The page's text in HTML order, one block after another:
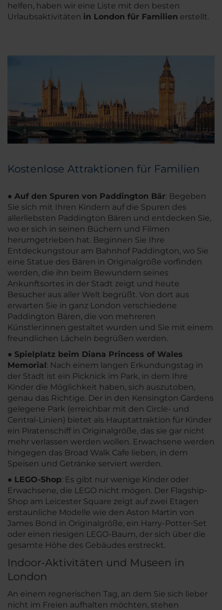
helfen, haben wir eine Liste mit den besten
Urlaubsaktivitäten in London für Familien erstellt.
Kostenlose Attraktionen für Familien
● Auf den Spuren von Paddington Bär: Begeben
Sie sich mit Ihren Kindern auf die Spuren des
allerliebsten Paddington Bären und entdecken Sie,
wo er sich in seinen Büchern und Filmen
herumgetrieben hat. Beginnen Sie Ihre
Entdeckungstour am Bahnhof Paddington, wo Sie
eine Statue des Bären in Originalgröße vorfinden
werden, die ihn beim Bewundern seines
Ankunftsortes in der Stadt zeigt und heute
Besucher aus aller Welt begrüßt. Von dort aus
erwarten Sie in ganz London verschiedene
Paddington Bären, die von mehreren
Künstler:innen gestaltet wurden und Sie mit einem
freundlichen Lächeln begrüßen werden.
● Spielplatz beim Diana Princess of Wales
Memorial: Nach einem langen Erkundungstag in
der Stadt ist ein Picknick im Park, in dem Ihre
Kinder die Möglichkeit haben, sich auszutoben,
genau das Richtige. Der in den Kensington Gardens
gelegene Park (erreichbar mit den Circle- und
Central-Linien) bietet als Hauptattraktion für Kinder
ein Piratenschiff in Originalgröße, das sie gar nicht
mehr verlassen werden wollen. Erwachsene werden
hingegen das Broad Walk Cafe lieben, in dem
Speisen und Getränke serviert werden.
● LEGO-Shop: Es gibt nur wenige Kinder oder
Erwachsene, die LEGO nicht mögen. Der Flagship-
Shop am Leicester Square zeigt auf zwei Etagen
erstaunliche Modelle wie den Aston Martin von
James Bond in Originalgröße, ein Harry-Potter-Set
oder einen riesigen LEGO-Baum, der sich über die
gesamte Höhe des Gebäudes erstreckt.
Indoor-Aktivitäten und Museen in
London
An einem regnerischen Tag, an dem Sie sich lieber
nicht im Freien aufhalten möchten, stehen